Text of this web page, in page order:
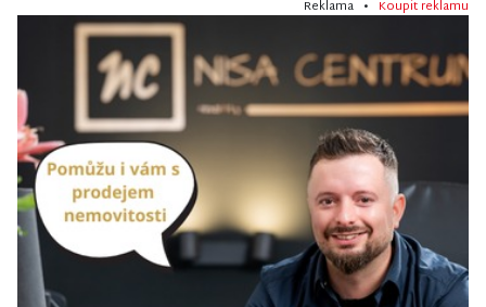
Reklama • Koupit reklamu